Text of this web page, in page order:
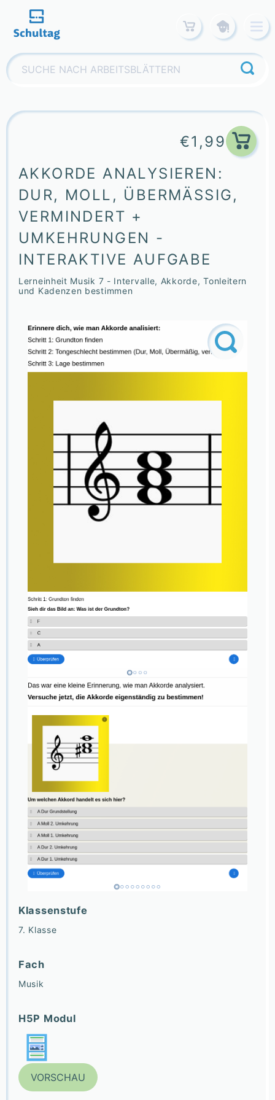
content
Suchen
nach:
€1,99
AKKORDE ANALYSIEREN:
DUR, MOLL, ÜBERMÄSSIG, V
ERMINDERT + U
MKEHRUNGEN - I
NTERAKTIVE AUFGABE
Lerneinheit Musik 7 - Intervalle, Akkorde, Tonleitern
und Kadenzen bestimmen
Klassenstufe
7. Klasse
Fach
Musik
H5P Modul
VORSCHAU